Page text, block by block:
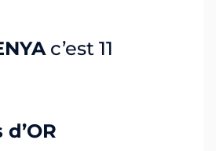
c’est 11